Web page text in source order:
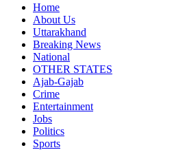
Home
About Us
Uttarakhand
Breaking News
National
OTHER STATES
Ajab-Gajab
Crime
Entertainment
Jobs
Politics
Sports